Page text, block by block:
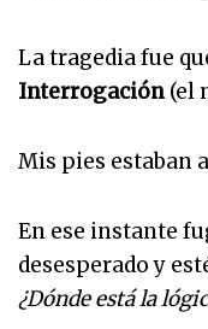
La tragedia fue
Interrogación (el
Mis pies estaban
En ese instante
desesperado y
¿Dónde está la